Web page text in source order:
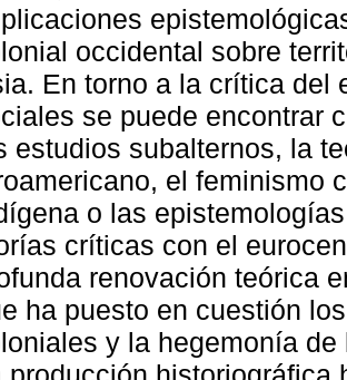
occidental sobre
En torno a la crítica del
se puede encontrar
estudios subalternos, la
el feminismo
o las
críticas con el
renovación teórica
ha puesto en cuestión
y la hegemonía